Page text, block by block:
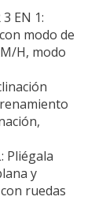
3 EN 1:
modo de
H, modo
Pliégala
y
ruedas